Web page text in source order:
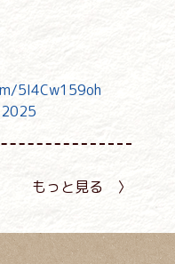
5I4Cw159oh
もっと見る 〉